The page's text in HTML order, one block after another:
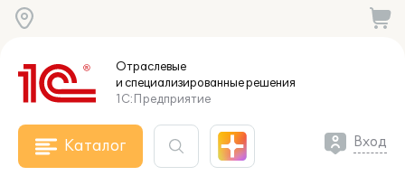
Отраслевые
и специализированныерешения
1С:Предприятие
Каталог Вход